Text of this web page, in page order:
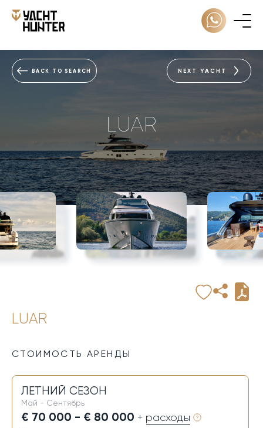
BACK TO SEARCH NEXT YACHT
LUAR
LUAR
СТОИМОСТЬ АРЕНДЫ
ЛЕТНИЙ СЕЗОН
Май - Сентябрь
€ 70 000 - € 80 000 + расходы